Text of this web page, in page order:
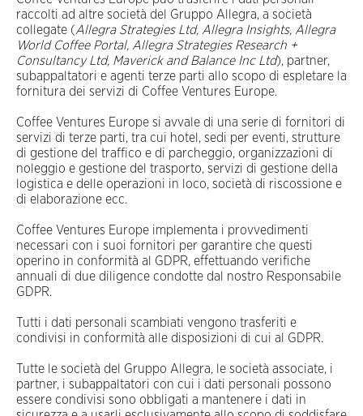
raccolti ad altre società del Gruppo Allegra, a società
collegate (Allegra Strategies Ltd, Allegra Insights, Allegra
World Coffee Portal, Allegra Strategies Research +
Consultancy Ltd, Maverick and Balance Inc Ltd), partner,
subappaltatori e agenti terze parti allo scopo di espletare la
fornitura dei servizi di Coffee Ventures Europe.
Coffee Ventures Europe si avvale di una serie di fornitori di
servizi di terze parti, tra cui hotel, sedi per eventi, strutture
di gestione del traffico e di parcheggio, organizzazioni di
noleggio e gestione del trasporto, servizi di gestione della
logistica e delle operazioni in loco, società di riscossione e
di elaborazione ecc.
Coffee Ventures Europe implementa i provvedimenti
necessari con i suoi fornitori per garantire che questi
operino in conformità al GDPR, effettuando verifiche
annuali di due diligence condotte dal nostro Responsabile
GDPR.
Tutti i dati personali scambiati vengono trasferiti e
condivisi in conformità alle disposizioni di cui al GDPR.
Tutte le società del Gruppo Allegra, le società associate, i
partner, i subappaltatori con cui i dati personali possono
essere condivisi sono obbligati a mantenere i dati in